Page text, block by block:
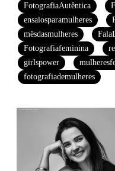
FotografiaAutêntica
ensaiosparamulheres
mêsdasmulheres
Fotografiafeminina
girlspower
fotografiademulheres